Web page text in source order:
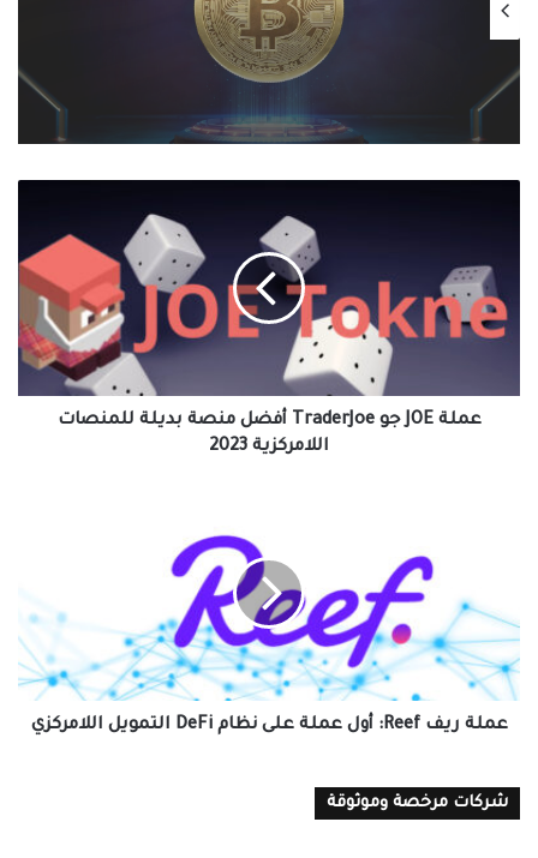
التنظيمات الحكومية الصارمة تُطيح بسوق
الكريبتو في 2025: سيف ذو حدين على
TraderJoe
أفضل
منصة
بديلة
اللامركزية
عملة JOE جو TraderJoe أفضل منصة بديلة للمنصات
اللامركزية 2023
على
نظام
DeFi
التمويل
اللامركزي
عملة ريف Reef: أول عملة على نظام DeFi التمويل اللامركزي
شركات مرخصة وموثوقة